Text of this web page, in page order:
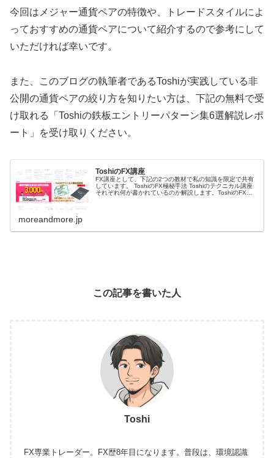
今回はメジャー通貨ペアの特徴や、トレードスタイルによ
っておすすめの通貨ペアについて紹介するので参考にして
いただければ幸いです。
また、このブログの執筆者であるToshiが実践している非
公開の通貨ペアの絞り方を知りたい方は、下記の無料で受
け取れる「Toshiの鉄板エントリーパターン集6選解説レポ
ート」を受け取りください。
ToshiのFX講座
FX講座として、下記の2つの教材で私の知識を限定で共有
しています。 ToshiのFX極秘手法 Toshiのテクニカル講座
それぞれ何が書かれているのか解説します。ToshiのFX極
moreandmore.jp
この記事を書いた人
Toshi
FX専業トレーダー。FX歴8年目になります。普段は、環境認識